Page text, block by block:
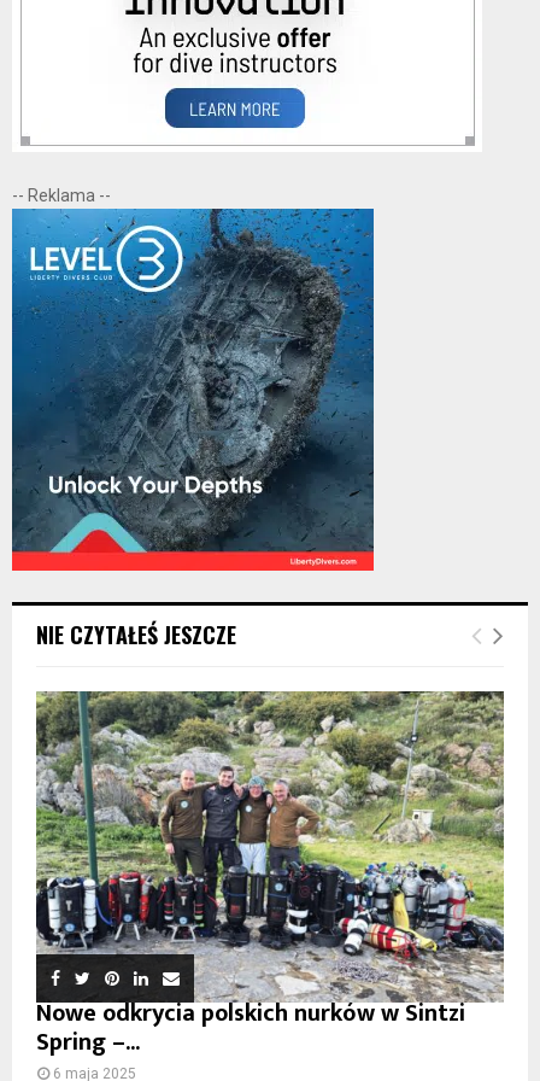
-- Reklama --
NIE CZYTAŁEŚ JESZCZE
Nowe odkrycia polskich nurków w Sintzi
Spring –...
6 maja 2025